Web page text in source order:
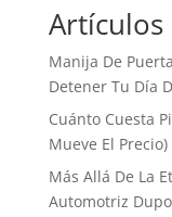
Manija De
Detener Tu Día
Cuánto Cuesta
Mueve El Precio)
Más Allá De La
Automotriz